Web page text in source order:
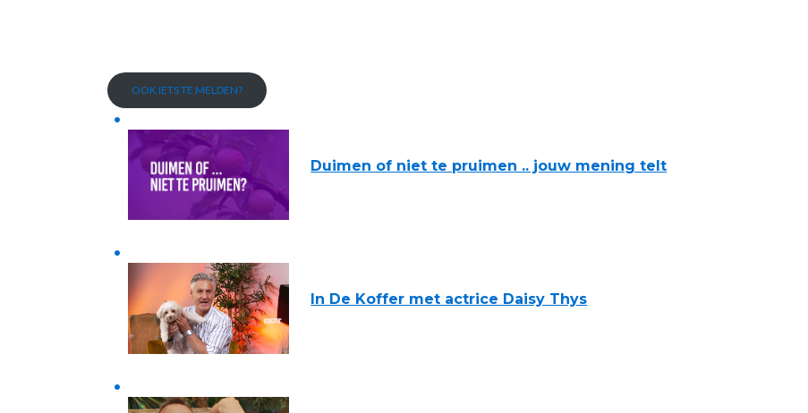
OOK IETS TE MELDEN?
Duimen of niet te pruimen .. jouw mening telt
In De Koffer met actrice Daisy Thys